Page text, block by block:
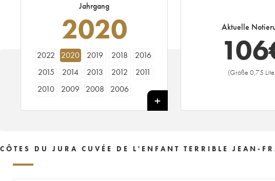
Jahrgang
2020
2022 2020 2019 2018
2016
2015
2014 2013 2012
2011
2010
2009 2008 2006
Aktuelle
106
(Größe 0,75
CÔTES DU JURA CUVÉE DE L'ENFANT TERRIBLE JEAN-